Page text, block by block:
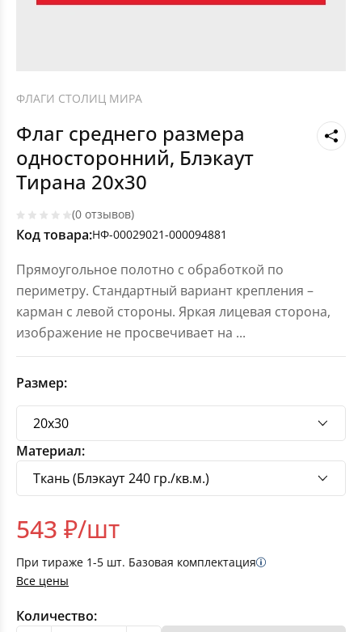
ФЛАГИ СТОЛИЦ МИРА
Флаг среднего размера
односторонний, Блэкаут
Тирана 20х30
(0 отзывов)
Код товара:НФ-00029021-000094881
Прямоугольное полотно с обработкой по
периметру. Стандартный вариант крепления –
карман с левой стороны. Яркая лицевая сторона,
изображение не просвечивает на ...
Размер:
Материал:
543 ₽/шт
При тираже 1-5 шт. Базовая комплектация
Все цены
Количество: